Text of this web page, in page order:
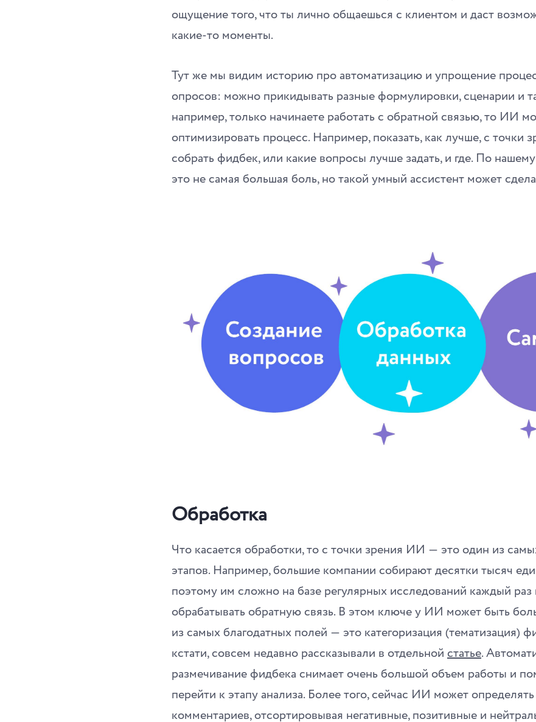
ощущение того, что ты лично общаешься с клиентом и даст
какие-то моменты.
Тут же мы видим историю про автоматизацию и упрощение
опросов: можно прикидывать разные формулировки, сценарии и
например, только начинаете работать с обратной связью, то ИИ
оптимизировать процесс. Например, показать, как лучше, с точки
собрать фидбек, или какие вопросы лучше задать, и где. По
это не самая большая боль, но такой умный ассистент может
Обработка
Что касается обработки, то с точки зрения ИИ ― это один из
этапов. Например, большие компании собирают десятки тысяч
поэтому им сложно на базе регулярных исследований каждый
обрабатывать обратную связь. В этом ключе у ИИ может быть
из самых благодатных полей ― это категоризация (тематизация)
кстати, совсем недавно рассказывали в отдельной статье.
размечивание фидбека снимает очень большой объем работы и
перейти к этапу анализа. Более того, сейчас ИИ может
комментариев, отсортировывая негативные, позитивные и